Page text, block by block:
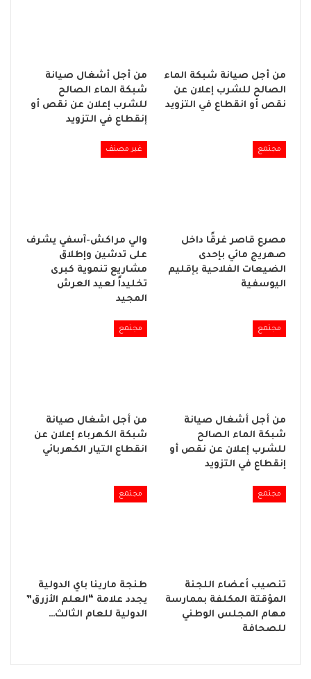
من أجل صيانة شبكة الماء
الصالح للشرب إعلان عن
نقص أو انقطاع في التزويد
من أجل أشغال صيانة
شبكة الماء الصالح
للشرب إعلان عن نقص أو
إنقطاع في التزويد
مجتمع
مصرع قاصر غرقًا داخل
صهريج مائي بإحدى
الضيعات الفلاحية بإقليم
اليوسفية
غير مصنف
والي مراكش-آسفي يشرف
على تدشين وإطلاق
مشاريع تنموية كبرى
تخليداً لعيد العرش
المجيد
مجتمع
من أجل أشغال صيانة
شبكة الماء الصالح
للشرب إعلان عن نقص أو
إنقطاع في التزويد
مجتمع
من أجل اشغال صيانة
شبكة الكهرباء إعلان عن
انقطاع التيار الكهربائي
مجتمع
تنصيب أعضاء اللجنة
المؤقتة المكلفة بممارسة
مهام المجلس الوطني
للصحافة
مجتمع
طنجة مارينا باي الدولية
يجدد علامة “العلم الأزرق”
الدولية للعام الثالث…